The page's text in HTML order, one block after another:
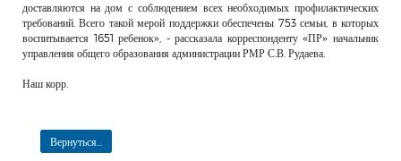
доставляются на дом с соблюдением всех необходимых профилактических
требований. Всего такой мерой поддержки обеспечены 753 семьи, в которых
воспитывается 1651 ребенок», - рассказала корреспонденту «ПР» начальник
управления общего образования администрации РМР С.В. Рудаева.
Наш корр.
Вернуться...